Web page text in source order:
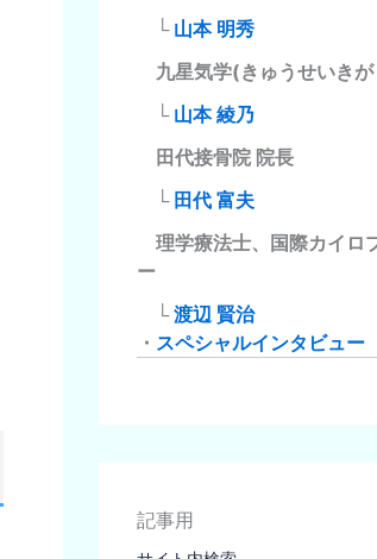
└ 山本 明秀
九星気学(きゅうせいきが
└ 山本 綾乃
田代接骨院 院長
└ 田代 富夫
理学療法士、国際カイロ
ー
└渡辺 賢治
・ スペシャルインタビュー
記事用